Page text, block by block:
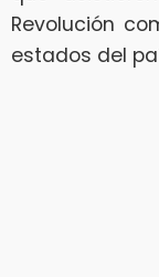
Revolución
estados del